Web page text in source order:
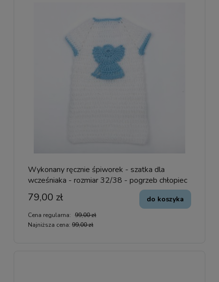
Wykonany ręcznie śpiworek - szatka dla
wcześniaka - rozmiar 32/38 - pogrzeb chłopiec
79,00 zł
Cena regularna: 99,00 zł
Najniższa cena: 99,00 zł
do koszyka